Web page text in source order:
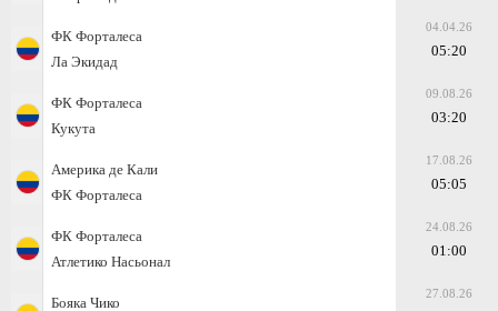
ФК Форталеса
Ла Экидад
04.04.26
05:20
ФК Форталеса
Кукута
09.08.26
03:20
Америка де Кали
ФК Форталеса
17.08.26
05:05
ФК Форталеса
Атлетико Насьонал
24.08.26
01:00
Бояка Чико
27.08.26